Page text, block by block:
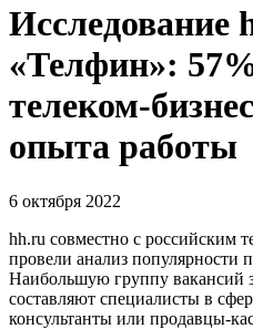
Исследование
«Телфин»:
телеком-
опыта работы
6 октября 2022
hh.ru совместно с российским
провели анализ популярности
Наибольшую группу вакансий
составляют специалисты в
консультанты или продавцы-